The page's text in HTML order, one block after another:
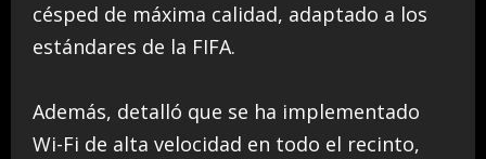
césped de máxima calidad, adaptado a los
estándares de la FIFA.
Además, detalló que se ha implementado
Wi-Fi de alta velocidad en todo el recinto,